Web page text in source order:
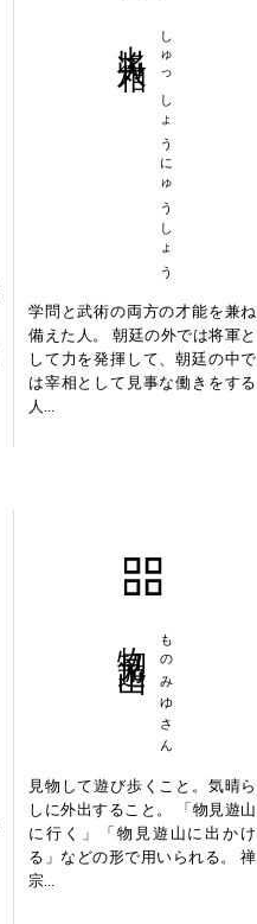
しゅっしょうにゅうしょう
学問と武術の両方の才能を兼ね
備えた人。 朝廷の外では将軍と
して力を発揮して、朝廷の中で
は宰相として見事な働きをする
人...
ものみゆさん
見物して遊び歩くこと。気晴ら
しに外出すること。 「物見遊山
に行く」「物見遊山に出かけ
る」などの形で用いられる。 禅
宗...